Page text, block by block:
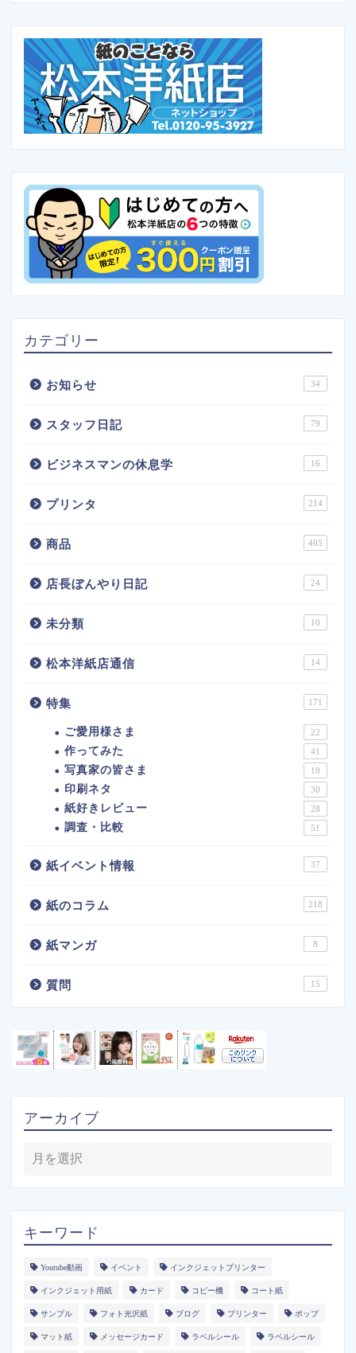
カテゴリー
お知らせ 34
スタッフ日記 79
ビジネスマンの休息学 16
プリンタ 214
商品 405
店長ぼんやり日記 24
未分類 10
松本洋紙店通信 14
特集 171
ご愛用様さま 22
作ってみた 41
写真家の皆さま 18
印刷ネタ 30
紙好きレビュー 28
調査・比較 51
紙イベント情報 37
紙のコラム 218
紙マンガ 8
質問 15
アーカイブ
キーワード
Youtube動画 イベント インクジェットプリンター
インクジェット用紙 カード コピー機 コート紙
サンプル フォト光沢紙 ブログ プリンター ポップ
マット紙 メッセージカード ラベルシール ラベルシール